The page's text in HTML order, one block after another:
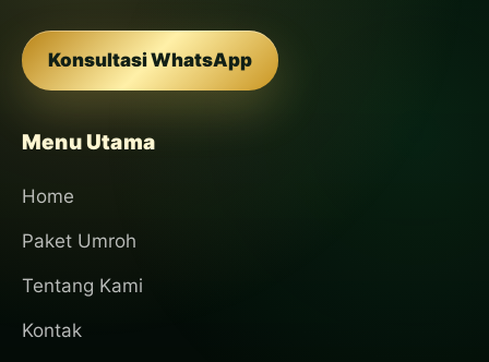
Konsultasi WhatsApp
Menu Utama
Home
Paket Umroh
Tentang Kami
Kontak